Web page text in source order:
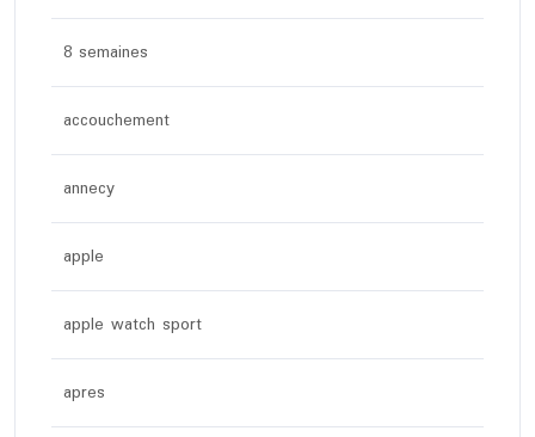
8 semaines
accouchement
annecy
apple
apple watch sport
apres